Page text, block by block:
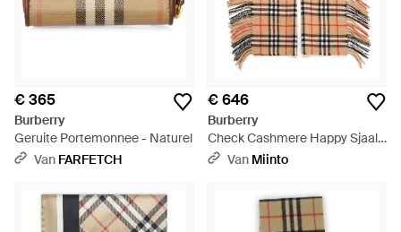
€ 365
Burberry
Geruite Portemonnee - Naturel
Van FARFETCH
€ 646
Burberry
Check Cashmere Happy Sjaal -
Naturel
Van Miinto